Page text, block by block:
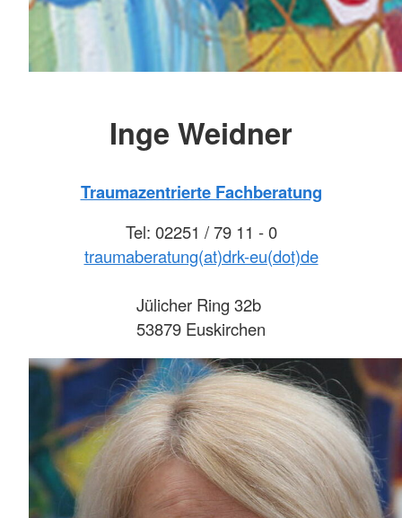
Inge Weidner
Traumazentrierte Fachberatung
Tel: 02251 / 79 11 - 0
traumaberatung(at)drk-eu(dot)de
Jülicher Ring 32b
53879 Euskirchen